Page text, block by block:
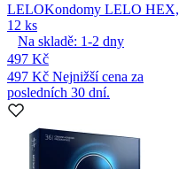
LELOKondomy LELO HEX,
12 ks
Na skladě: 1-2 dny
497 Kč
497 Kč Nejnižší cena za
posledních 30 dní.